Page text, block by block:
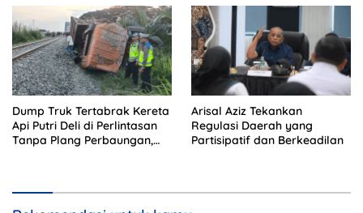
Dump Truk Tertabrak Kereta
Api Putri Deli di Perlintasan
Tanpa Plang Perbaungan,
Arisal Aziz Tekankan
Regulasi Daerah yang
Partisipatif dan Berkeadilan